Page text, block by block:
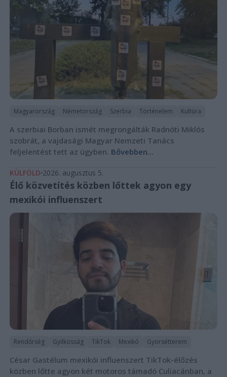
Magyarország Németország Szerbia Történelem Kultúra
A szerbiai Borban ismét megrongálták Radnóti Miklós
szobrát, a vajdasági Magyar Nemzeti Tanács
feljelentést tett az ügyben. Bővebben...
KÜLFÖLD 2026. augusztus 5.
Élő közvetítés közben lőttek agyon egy
mexikói influenszert
Rendőrség Gyilkosság TikTok Mexikó Gyorsétterem
César Gastélum mexikói influenszert TikTok-élőzés
közben lőtte agyon két motoros támadó Culiacánban, a